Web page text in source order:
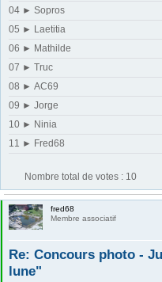
04 ► Sopros
05 ► Laetitia
06 ► Mathilde
07 ► Truc
08 ► AC69
09 ► Jorge
10 ► Ninia
11 ► Fred68
Nombre total de votes : 10
fred68
Membre associatif
Re: Concours photo -
lune"